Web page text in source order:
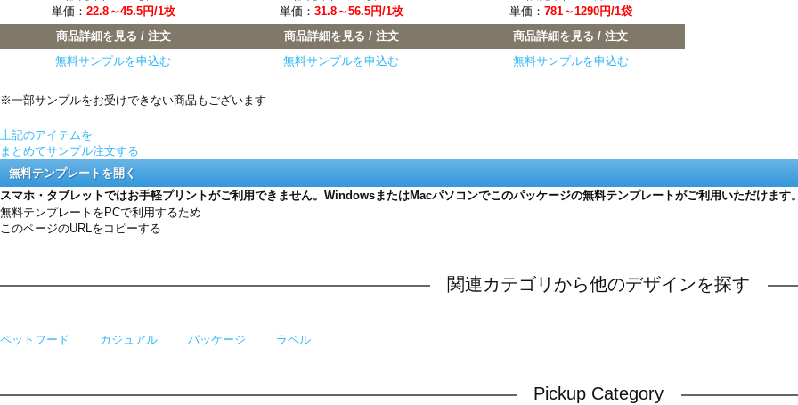
単価： 22.8～45.5円/1枚
商品詳細を見る / 注文
無料サンプルを申込む
単価： 31.8～56.5円/1枚
商品詳細を見る / 注文
無料サンプルを申込む
単価： 781～1290円/1袋
商品詳細を見る / 注文
無料サンプルを申込む
※一部サンプルをお受けできない商品もございます
上記のアイテムを
まとめてサンプル注文する
無料テンプレートを開く
スマホ・タブレットではお手軽プリントがご利用できません。WindowsまたはMacパソコンでこのパッケージの無料テンプレートがご利用いただけます
無料テンプレートをPCで利用するため
このページのURLをコピーする
関連カテゴリから他のデザインを探す
ペットフード カジュアル パッケージ ラベル
Pickup Category